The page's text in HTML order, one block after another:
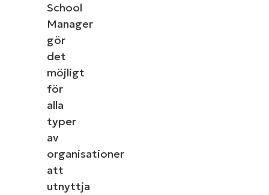
School
Manager
gör
det
möjligt
för
alla
typer
av
organisationer
att
utnyttja